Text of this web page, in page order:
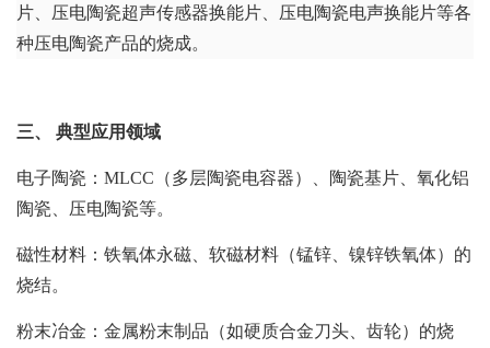
片、压电陶瓷超声传感器换能片、压电陶瓷电声换能片等各
种压电陶瓷产品的烧成。
三、 典型应用领域
电子陶瓷：MLCC（多层陶瓷电容器）、陶瓷基片、氧化铝
陶瓷、压电陶瓷等。
磁性材料：铁氧体永磁、软磁材料（锰锌、镍锌铁氧体）的
烧结。
粉末冶金：金属粉末制品（如硬质合金刀头、齿轮）的烧